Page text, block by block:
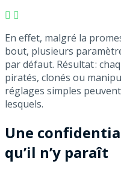
En effet, malgré la
bout, plusieurs
par défaut. Résultat :
piratés, clonés ou
réglages simples
lesquels.
Une
qu’il n’y paraît